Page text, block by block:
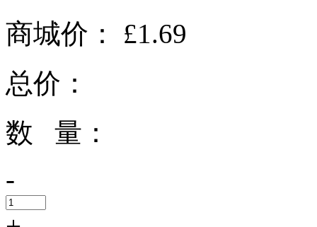
商城价：
£1.69
总价：
数 量：
-